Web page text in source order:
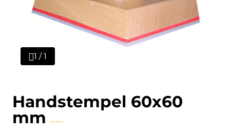
1 / 1
Handstempel 60x60
mm